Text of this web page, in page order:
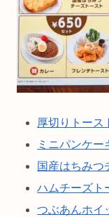
厚切りトース
ミニパンケー
国産はちみつ
ハムチーズト
つぶあんホイ